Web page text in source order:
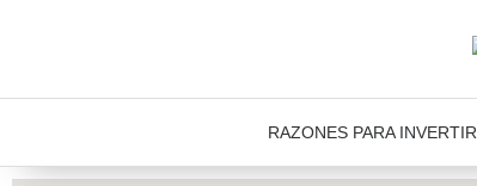
RAZONES PARA INVERTIR